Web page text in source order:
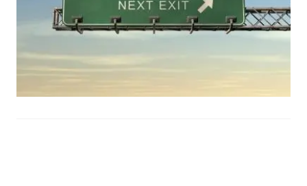
Zbog neizvršavanja kreditnih obaveza MMF za